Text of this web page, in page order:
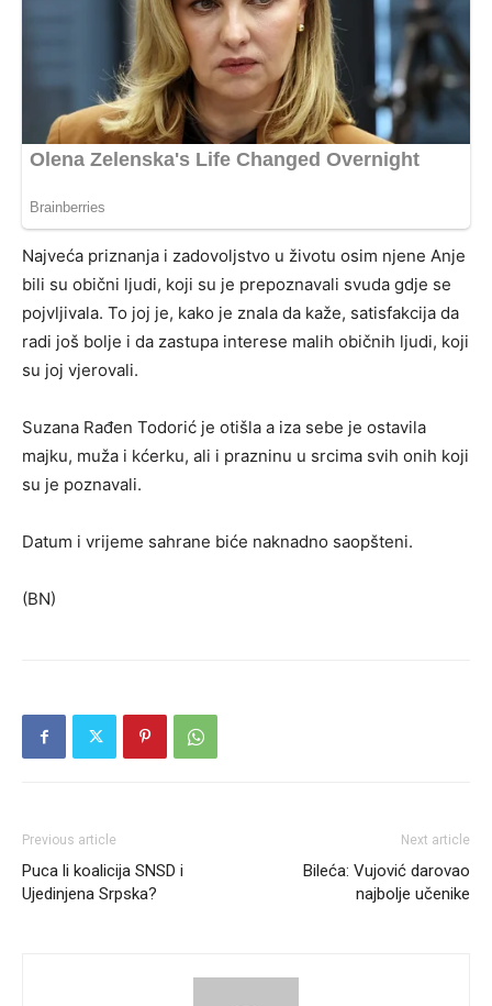
Najveća priznanja i zadovoljstvo u životu osim njene Anje
bili su obični ljudi, koji su je prepoznavali svuda gdje se
pojvljivala. To joj je, kako je znala da kaže, satisfakcija da
radi još bolje i da zastupa interese malih običnih ljudi, koji
su joj vjerovali.
Suzana Rađen Todorić je otišla a iza sebe je ostavila
majku, muža i kćerku, ali i prazninu u srcima svih onih koji
su je poznavali.
Datum i vrijeme sahrane biće naknadno saopšteni.
(BN)
Previous article
Puca li koalicija SNSD i
Ujedinjena Srpska?
Next article
Bileća: Vujović darovao
najbolje učenike